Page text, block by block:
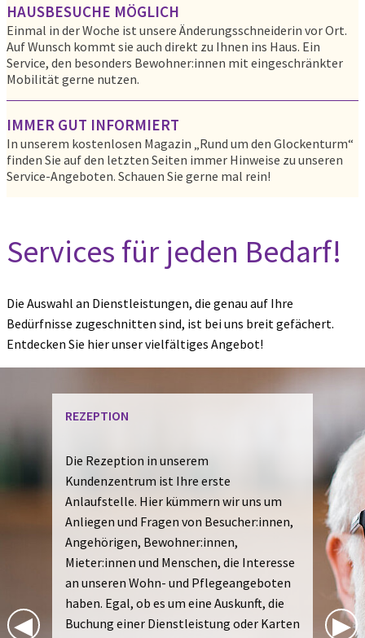
HAUSBESUCHE MÖGLICH
Einmal in der Woche ist unsere Änderungsschneiderin vor Ort.
Auf Wunsch kommt sie auch direkt zu Ihnen ins Haus. Ein
Service, den besonders Bewohner:innen mit eingeschränkter
Mobilität gerne nutzen.
IMMER GUT INFORMIERT
In unserem kostenlosen Magazin „Rund um den Glockenturm“
finden Sie auf den letzten Seiten immer Hinweise zu unseren
Service-Angeboten. Schauen Sie gerne mal rein!
Services für jeden Bedarf!
Die Auswahl an Dienstleistungen, die genau auf Ihre
Bedürfnisse zugeschnitten sind, ist bei uns breit gefächert.
Entdecken Sie hier unser vielfältiges Angebot!
Previous Slide
◀︎ ▶︎
WASCHCENTER/ÄNDERUNGSSCHNEIDEREI
Unser Waschcenter ist ausgestattet mit
Waschmaschinen, Trocknern und einer
Mangel. Wenn Sie Ihre Wäsche nicht
selbst waschen möchten, können Sie
donnerstags den Service der Wäscherei
Preuss in Anspruch nehmen. Jeden
Dienstag ist zudem die Schneiderin Frau
Zuther im Waschcenter vor Ort. Sie
erreichen sie unter der Telefonnummer